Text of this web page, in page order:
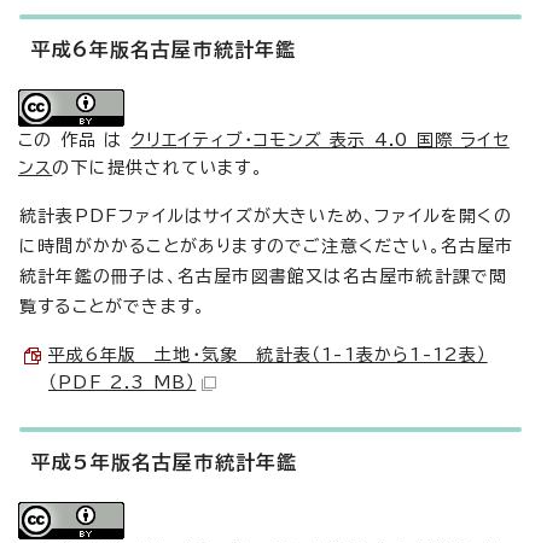
平成6年版名古屋市統計年鑑
この 作品 は クリエイティブ・コモンズ 表示 4.0 国際 ライセ
ンスの下に提供されています。
統計表PDFファイルはサイズが大きいため、ファイルを開くの
に時間がかかることがありますのでご注意ください。名古屋市
統計年鑑の冊子は、名古屋市図書館又は名古屋市統計課で閲
覧することができます。
平成6年版 土地・気象 統計表（1-1表から1-12表）
（PDF 2.3 MB）
平成5年版名古屋市統計年鑑